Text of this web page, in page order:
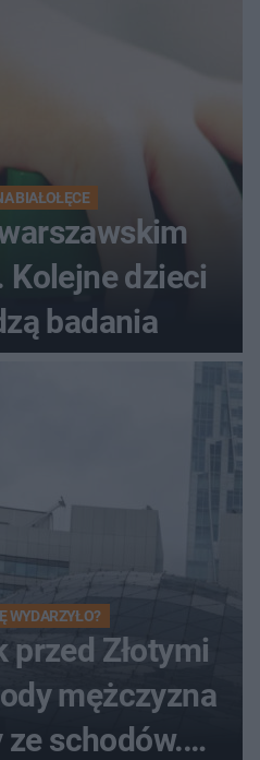
BIAŁOŁĘCE
Kolejne dzieci
badania
WYDARZYŁO?
przed Złotymi
mężczyzna
schodów.